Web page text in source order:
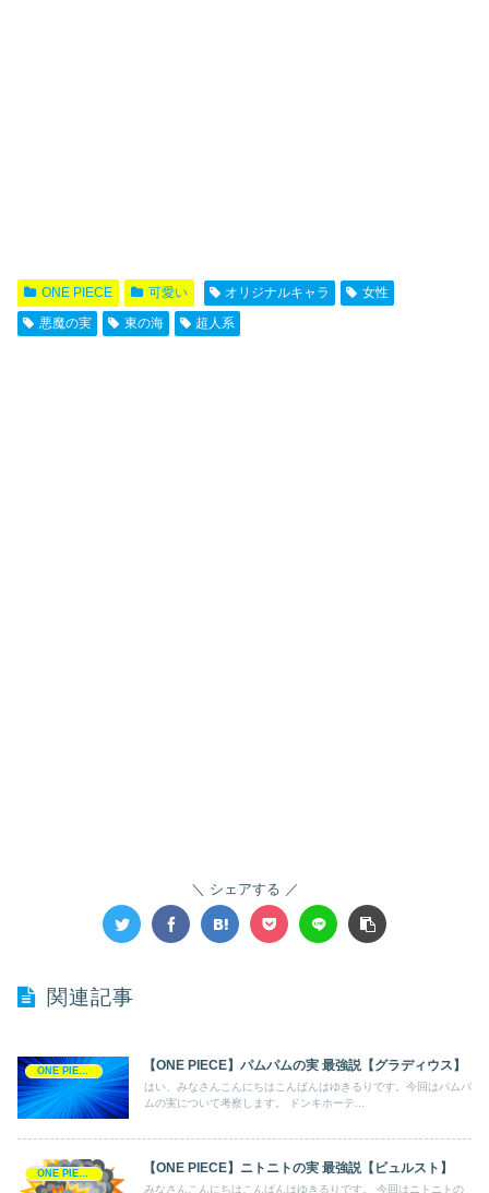
ONE PIECE 可愛い オリジナルキャラ
女性
悪魔の実
東の海 超人系
シェアする
関連記事
ONE PIECE 【ONE PIECE】パムパムの実 最強説【グラディウス】
はい、みなさんこんにちはこんばんはゆきるりです。今回はパムパ
ムの実について考察します。 ドンキホーテ...
【ONE PIECE】ニトニトの実 最強説【ビュルスト】
みなさんこんにちはこんばんはゆきるりです。 今回はニトニトの